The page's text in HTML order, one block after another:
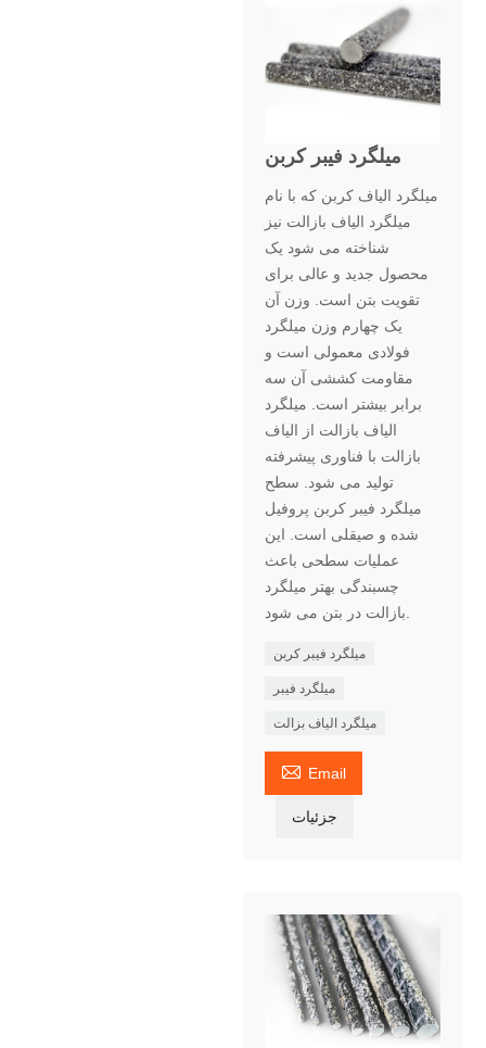
میلگرد فیبر کربن
میلگرد الیاف کربن که با نام
میلگرد الیاف بازالت نیز
شناخته می شود یک
محصول جدید و عالی برای
تقویت بتن است. وزن آن
یک چهارم وزن میلگرد
فولادی معمولی است و
مقاومت کششی آن سه
برابر بیشتر است. میلگرد
الیاف بازالت از الیاف
بازالت با فناوری پیشرفته
تولید می شود. سطح
میلگرد فیبر کربن پروفیل
شده و صیقلی است. این
عملیات سطحی باعث
چسبندگی بهتر میلگرد
میلگرد فیبر کربن
میلگرد فیبر
میلگرد الیاف بزالت
 Email
جزئیات